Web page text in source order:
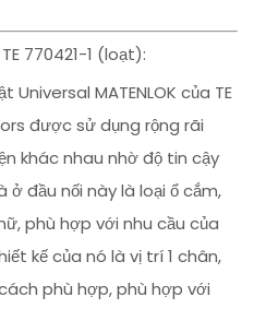
770421-1 (loạt):
MATENLOK của TE
được sử dụng rộng rãi
khác nhau nhờ độ tin cậy
đầu nối này là loại ổ cắm,
phù hợp với nhu cầu của
kế của nó là vị trí 1 chân,
phù hợp, phù hợp với